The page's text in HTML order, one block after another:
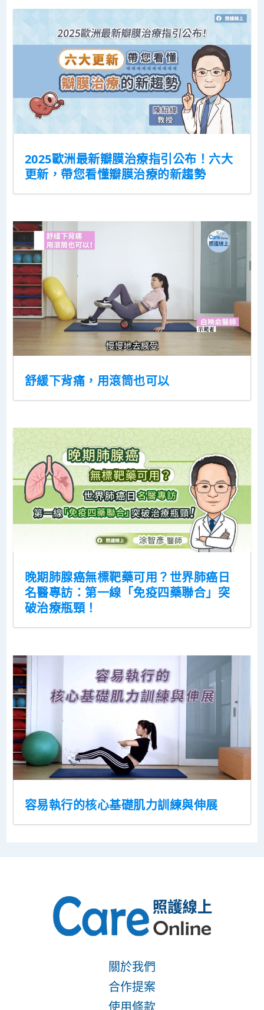
2025歐洲最新瓣膜治療指引公布！六大
更新，帶您看懂瓣膜治療的新趨勢
舒緩下背痛，用滾筒也可以
晚期肺腺癌無標靶藥可用？世界肺癌日
名醫專訪：第一線「免疫四藥聯合」突
破治療瓶頸！
容易執行的核心基礎肌力訓練與伸展
關於我們
合作提案
使用條款